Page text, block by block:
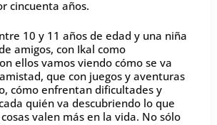
cincuenta años.
10 y 11 años de edad y una niña
amigos, con Ikal como
ellos vamos viendo cómo se va
que con juegos y aventuras
cómo enfrentan dificultades y
quién va descubriendo lo que
valen más en la vida. No sólo